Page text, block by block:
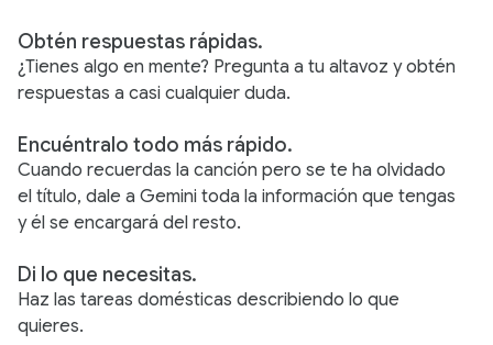
Obtén respuestas rápidas.
¿Tienes algo en mente? Pregunta a tu altavoz y obtén
respuestas a casi cualquier duda.
Encuéntralo todo más rápido.
Cuando recuerdas la canción pero se te ha olvidado
el título, dale a Gemini toda la información que tengas
y él se encargará del resto.
Di lo que necesitas.
Haz las tareas domésticas describiendo lo que
quieres.